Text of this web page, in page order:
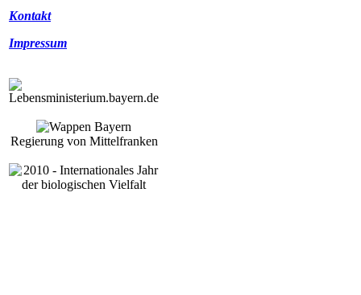
Kontakt
Impressum
Regierung von Mittelfranken